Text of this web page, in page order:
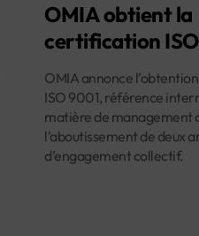
OMIA obtient la
certification
OMIA annonce
ISO 9001, référence
matière de management
l’aboutissement de deux
d’engagement collectif.